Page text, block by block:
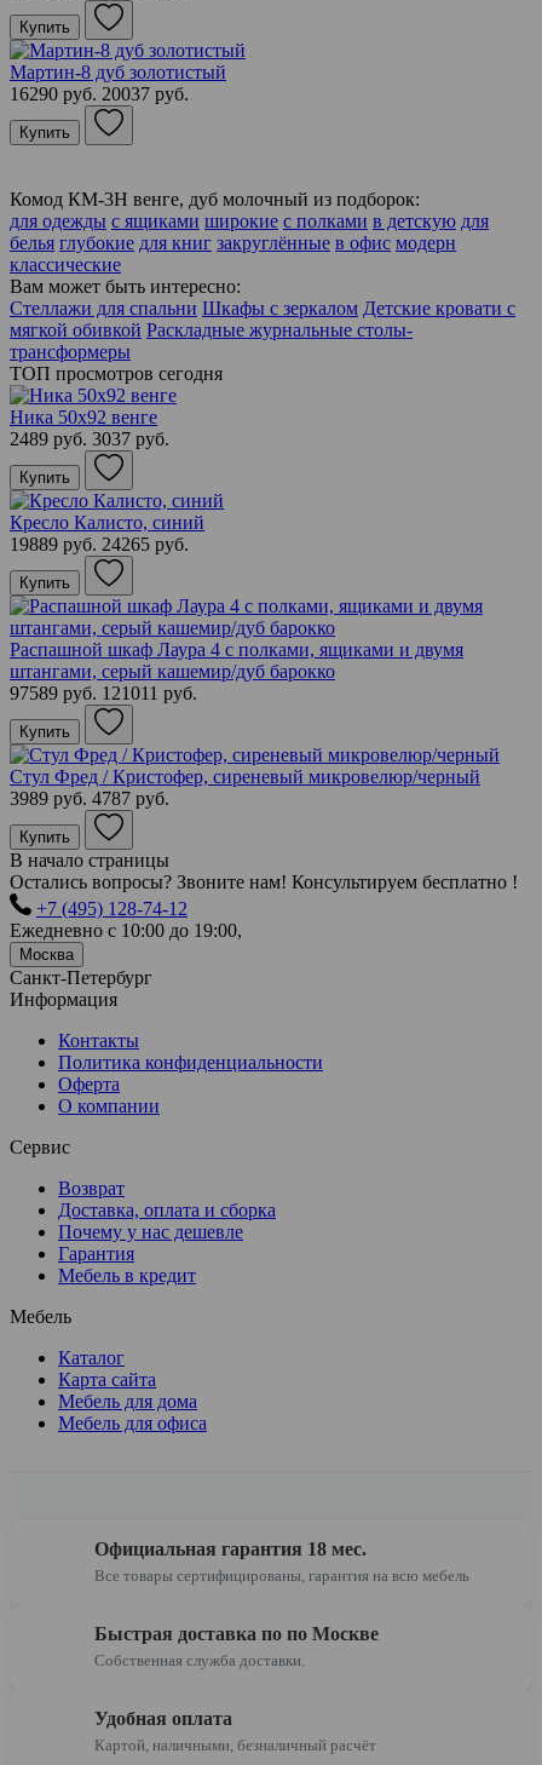
Купить
Мартин-8 дуб золотистый
16290 руб. 20037 руб.
Купить
Комод КМ-3Н венге, дуб молочный из подборок:
для одежды с ящиками широкие с полками в детскую для
белья глубокие для книг закруглённые в офис модерн
классические
Вам может быть интересно:
Стеллажи для спальни Шкафы с зеркалом Детские кровати с
мягкой обивкой Раскладные журнальные столы-
трансформеры
ТОП просмотров сегодня
Ника 50х92 венге
2489 руб. 3037 руб.
Купить
Кресло Калисто, синий
19889 руб. 24265 руб.
Купить
Распашной шкаф Лаура 4 с полками, ящиками и двумя
штангами, серый кашемир/дуб барокко
97589 руб. 121011 руб.
Купить
Стул Фред / Кристофер, сиреневый микровелюр/черный
3989 руб. 4787 руб.
Купить
В начало страницы
Остались вопросы? Звоните нам! Консультируем бесплатно !
+7 (495) 128-74-12
Ежедневно с 10:00 до 19:00,
Москва
Санкт-Петербург
Информация
Контакты
Политика конфиденциальности
Оферта
О компании
Сервис
Возврат
Доставка, оплата и сборка
Почему у нас дешевле
Гарантия
Мебель в кредит
Мебель
Каталог
Карта сайта
Мебель для дома
Мебель для офиса
Официальная гарантия 18 мес.
Все товары сертифицированы, гарантия на всю мебель
Быстрая доставка по по Москве
Собственная служба доставки.
Удобная оплата
Картой, наличными, безналичный расчёт